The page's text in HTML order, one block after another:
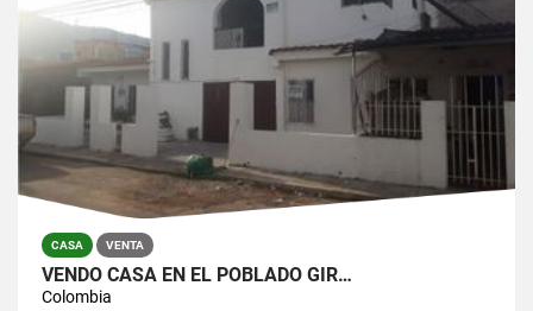
CASA VENTA
VENDO CASA EN EL POBLADO GIR…
Colombia